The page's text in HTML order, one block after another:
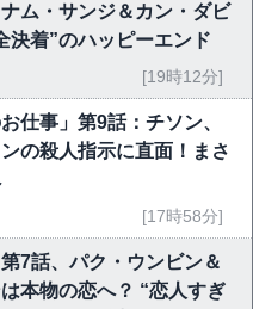
ム・サンジ＆カン・ダビ
決着”のハッピーエンド
[19時12分]
仕事」第9話：チソン、
の殺人指示に直面！まさ
[17時58分]
第7話、パク・ウンビン＆
本物の恋へ？ “恋人すぎ